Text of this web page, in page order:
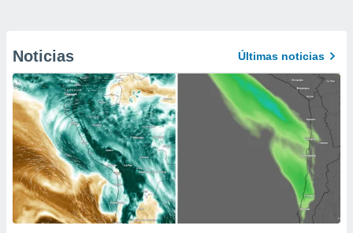
Noticias Últimas noticias